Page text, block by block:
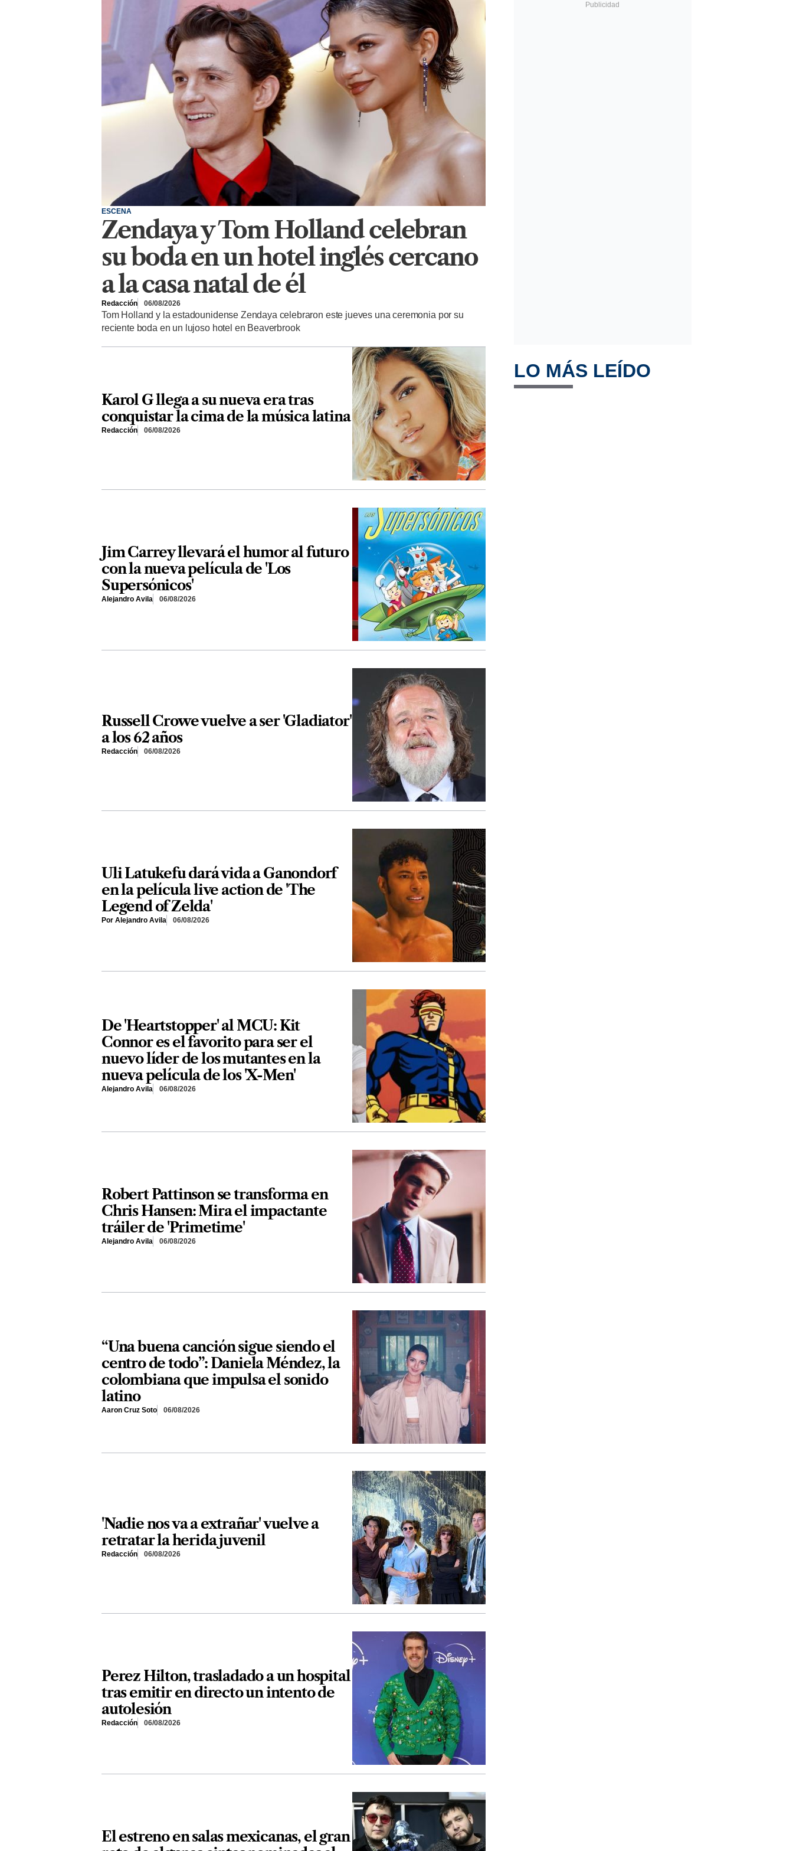
ESCENA
Zendaya y Tom Holland celebran
su boda en un hotel inglés cercano
a la casa natal de él
Redacción 06/08/2026
Tom Holland y la estadounidense Zendaya celebraron este jueves una ceremonia por su
reciente boda en un lujoso hotel en Beaverbrook
Karol G llega a su nueva era tras
conquistar la cima de la música latina
Redacción 06/08/2026
Jim Carrey llevará el humor al futuro
con la nueva película de 'Los
Supersónicos'
Alejandro Avila 06/08/2026
Russell Crowe vuelve a ser 'Gladiator'
a los 62 años
Redacción 06/08/2026
Uli Latukefu dará vida a Ganondorf
en la película live action de 'The
Legend of Zelda'
Por Alejandro Avila 06/08/2026
De 'Heartstopper' al MCU: Kit
Connor es el favorito para ser el
nuevo líder de los mutantes en la
nueva película de los 'X-Men'
Alejandro Avila 06/08/2026
Robert Pattinson se transforma en
Chris Hansen: Mira el impactante
tráiler de 'Primetime'
Alejandro Avila 06/08/2026
“Una buena canción sigue siendo el
centro de todo”: Daniela Méndez, la
colombiana que impulsa el sonido
latino
Aaron Cruz Soto 06/08/2026
'Nadie nos va a extrañar' vuelve a
retratar la herida juvenil
Redacción 06/08/2026
Perez Hilton, trasladado a un hospital
tras emitir en directo un intento de
autolesión
Redacción 06/08/2026
El estreno en salas mexicanas, el gran
LO MÁS LEÍDO